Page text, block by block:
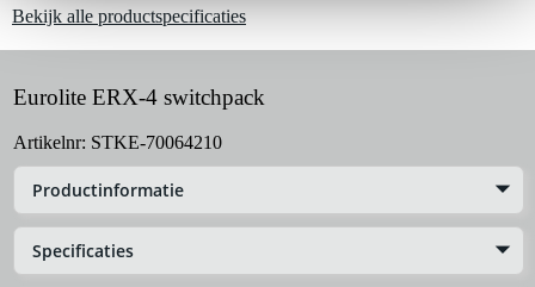
Bekijk alle productspecificaties
Eurolite ERX-4 switchpack
Artikelnr: STKE-70064210
Productinformatie
Specificaties